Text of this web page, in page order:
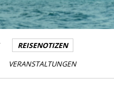
REISENOTIZEN
VERANSTALTUNGEN